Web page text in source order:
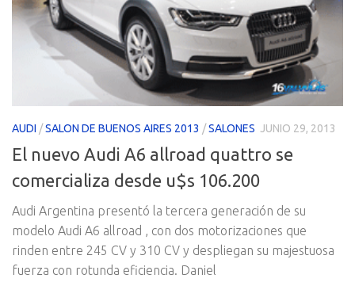
AUDI /SALON DE BUENOS AIRES 2013 /SALONES JUNIO 29, 2013
El nuevo Audi A6 allroad quattro se
comercializa desde u$s 106.200
Audi Argentina presentó la tercera generación de su
modelo Audi A6 allroad , con dos motorizaciones que
rinden entre 245 CV y 310 CV y despliegan su majestuosa
fuerza con rotunda eficiencia. Daniel